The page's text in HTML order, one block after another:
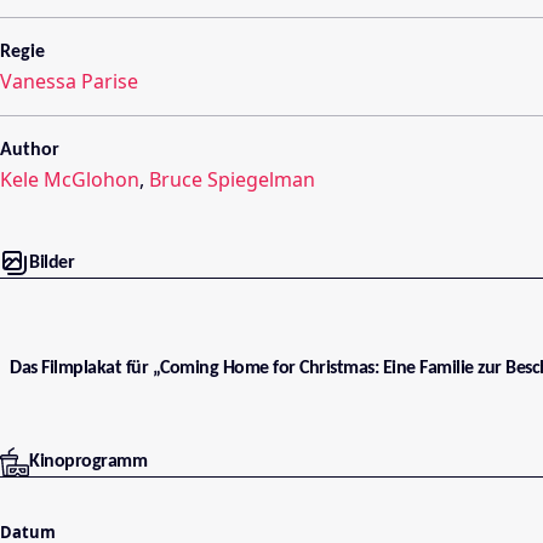
Regie
Vanessa Parise
Author
Kele McGlohon, Bruce Spiegelman
Bilder
Das Filmplakat für „Coming Home for Christmas: Eine Familie zur
Kinoprogramm
Datum